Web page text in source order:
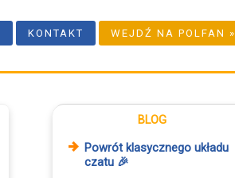
KONTAKT WEJDŹ NA POLFAN »
BLOG
Powrót klasycznego układu
czatu 🎉